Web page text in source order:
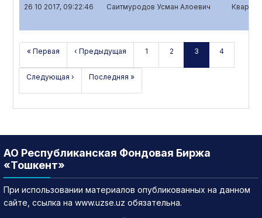
26 10 2017, 09:22:46 Саитмуродов Усман Алоевич
« Первая ‹ Предыдущая 1 2 3 4
Следующая › Последняя »
АО Республиканская Фондовая Биржа
«Тошкент»
При использовании материалов опубликованных на данном
сайте, ссылка на www.uzse.uz обязательна.